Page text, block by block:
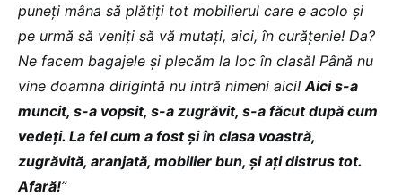
puneţi mâna să plătiţi tot mobilierul care e acolo şi
pe urmă să veniţi să vă mutaţi, aici, în curăţenie! Da?
Ne facem bagajele şi plecăm la loc în clasă! Până nu
vine doamna dirigintă nu intră nimeni aici! Aici s-a
muncit, s-a vopsit, s-a zugrăvit, s-a făcut după cum
vedeţi. La fel cum a fost şi în clasa voastră,
zugrăvită, aranjată, mobilier bun, şi aţi distrus tot.
Afară!”